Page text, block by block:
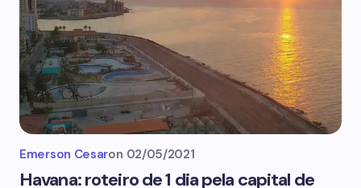
Emerson Cesaron 02/05/2021
Havana: roteiro de 1 dia pela capital de